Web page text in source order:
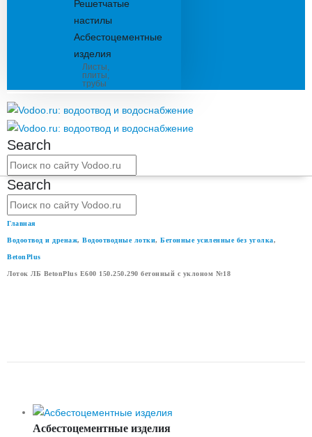
Решетчатые
настилы
Асбестоцементные
изделия
Листы,
плиты,
трубы
Search
Search
Главная
Водоотвод и дренаж, Водоотводные лотки, Бетонные усиленные без уголка,
BetonPlus
Лоток ЛБ BetonPlus Е600 150.250.290 бетонный с уклоном №18
Асбестоцементные изделия